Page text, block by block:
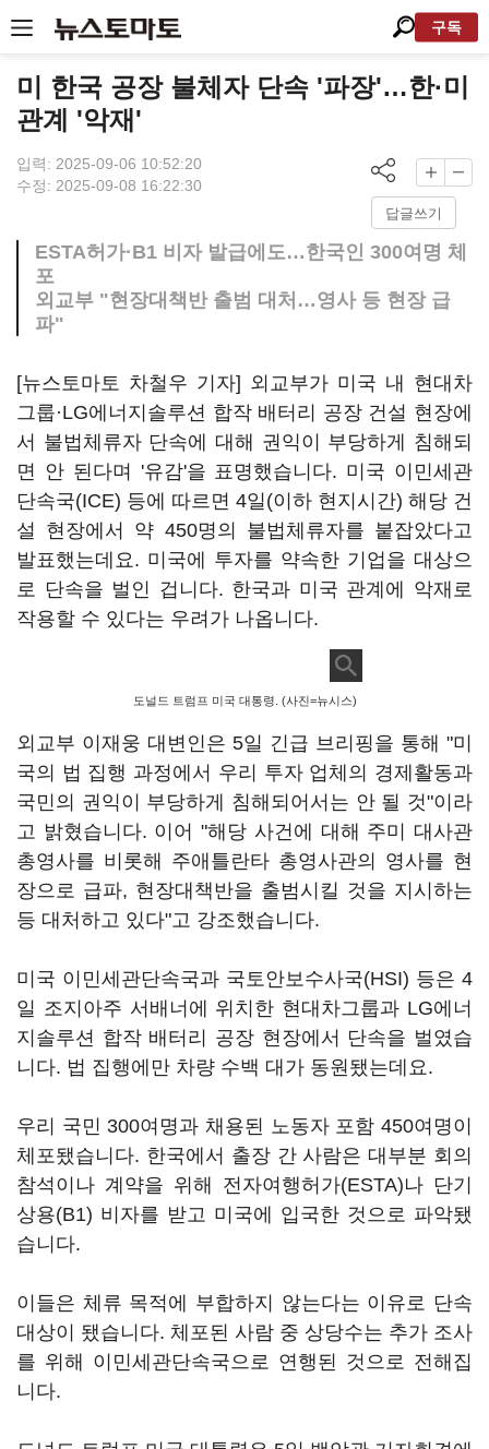
구독
미 한국 공장 불체자 단속 '파장'…한·미
관계 '악재'
입력: 2025-09-06 10:52:20
수정: 2025-09-08 16:22:30
답글쓰기
ESTA허가·B1 비자 발급에도…한국인 300여명 체
포
외교부 "현장대책반 출범 대처…영사 등 현장 급
파"
[뉴스토마토 차철우 기자] 외교부가 미국 내 현대차
그룹·LG에너지솔루션 합작 배터리 공장 건설 현장에
서 불법체류자 단속에 대해 권익이 부당하게 침해되
면 안 된다며 '유감'을 표명했습니다. 미국 이민세관
단속국(ICE) 등에 따르면 4일(이하 현지시간) 해당 건
설 현장에서 약 450명의 불법체류자를 붙잡았다고
발표했는데요. 미국에 투자를 약속한 기업을 대상으
로 단속을 벌인 겁니다. 한국과 미국 관계에 악재로
작용할 수 있다는 우려가 나옵니다.
도널드 트럼프 미국 대통령. (사진=뉴시스)
외교부 이재웅 대변인은 5일 긴급 브리핑을 통해 "미
국의 법 집행 과정에서 우리 투자 업체의 경제활동과
국민의 권익이 부당하게 침해되어서는 안 될 것"이라
고 밝혔습니다. 이어 "해당 사건에 대해 주미 대사관
총영사를 비롯해 주애틀란타 총영사관의 영사를 현
장으로 급파, 현장대책반을 출범시킬 것을 지시하는
등 대처하고 있다"고 강조했습니다.
미국 이민세관단속국과 국토안보수사국(HSI) 등은 4
일 조지아주 서배너에 위치한 현대차그룹과 LG에너
지솔루션 합작 배터리 공장 현장에서 단속을 벌였습
니다. 법 집행에만 차량 수백 대가 동원됐는데요.
우리 국민 300여명과 채용된 노동자 포함 450여명이
체포됐습니다. 한국에서 출장 간 사람은 대부분 회의
참석이나 계약을 위해 전자여행허가(ESTA)나 단기
상용(B1) 비자를 받고 미국에 입국한 것으로 파악됐
습니다.
이들은 체류 목적에 부합하지 않는다는 이유로 단속
대상이 됐습니다. 체포된 사람 중 상당수는 추가 조사
를 위해 이민세관단속국으로 연행된 것으로 전해집
니다.